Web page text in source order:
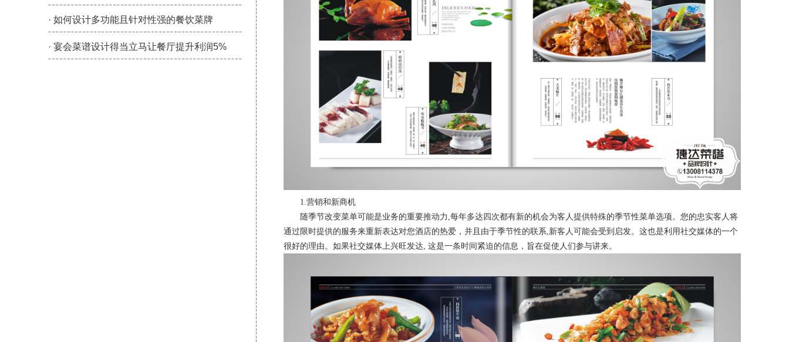
1.营销和新商机
随季节改变菜单可能是业务的重要推动力 ,每年多达四次都有新的机会为客人提供特殊的季节性菜单选项。您的忠实客人将
通过限时提供的服务来重新表达对您酒店的热爱，并且由于季节性的联系,新客人可能会受到启发。这也是利用社交媒体的一个
很好的理由。如果社交媒体上兴旺发达, 这是一条时间紧迫的信息，旨在促使人们参与讲来。
· 如何设计多功能且针对性强的餐饮菜牌
· 宴会菜谱设计得当立马让餐厅提升利润5%